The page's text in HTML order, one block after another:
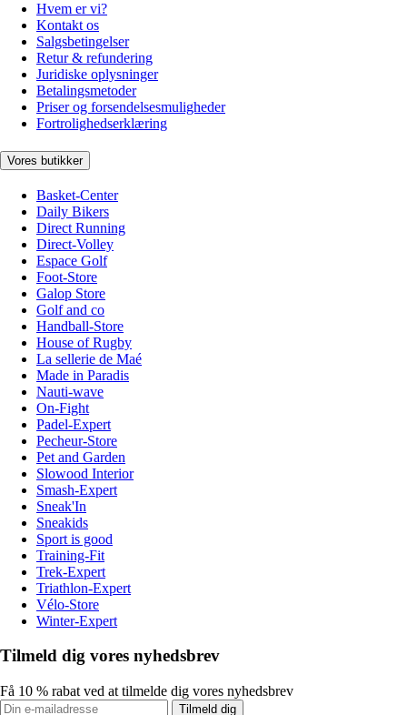
Hvem er vi?
Kontakt os
Salgsbetingelser
Retur & refundering
Juridiske oplysninger
Betalingsmetoder
Priser og forsendelsesmuligheder
Fortrolighedserklæring
Vores butikker
Basket-Center
Daily Bikers
Direct Running
Direct-Volley
Espace Golf
Foot-Store
Galop Store
Golf and co
Handball-Store
House of Rugby
La sellerie de Maé
Made in Paradis
Nauti-wave
On-Fight
Padel-Expert
Pecheur-Store
Pet and Garden
Slowood Interior
Smash-Expert
Sneak'In
Sneakids
Sport is good
Training-Fit
Trek-Expert
Triathlon-Expert
Vélo-Store
Winter-Expert
Tilmeld dig vores nyhedsbrev
Få 10 % rabat ved at tilmelde dig vores nyhedsbrev
Tilmeld dig